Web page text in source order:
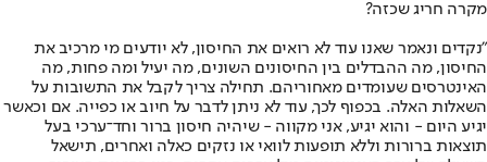
מקרה חריג שכזה?
"נקדים ונאמר שאנו עוד לא רואים את החיסון, לא יודעים מי מרכיב את
החיסון, מה ההבדלים בין החיסונים השונים, מה יעיל ומה פחות, מה
האינטרסים שעומדים מאחוריהם. תחילה צריך לקבל את התשובות על
השאלות האלה. בכפוף לכך, עוד לא ניתן לדבר על חיוב או כפייה. אם וכאשר
יגיע היום - והוא יגיע, אני מקווה - שיהיה חיסון ברור וחד־ערכי בעל
תוצאות ברורות וללא תופעות לוואי או נזקים כאלה ואחרים, תישאל